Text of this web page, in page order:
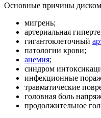
Основные причины
мигрень;
артериальная
гигантоклеточный
патологии крови;
анемия;
синдром
инфекционные
травматические
головная боль
продолжительное